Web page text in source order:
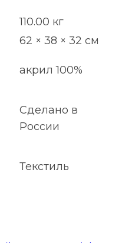
110.00 кг
62 × 38 × 32 см
акрил 100%
Сделано в
России
Текстиль